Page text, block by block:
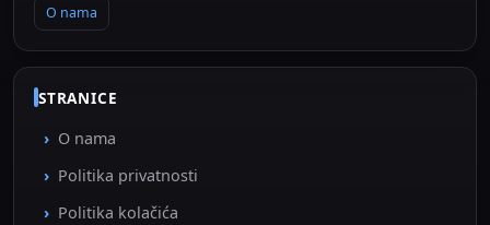
O nama
STRANICE
O nama
Politika privatnosti
Politika kolačića